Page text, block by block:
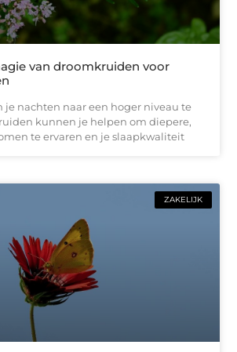
van droomkruiden voor
je nachten naar een hoger niveau te
kunnen je helpen om diepere,
te ervaren en je slaapkwaliteit
ZAKELIJK